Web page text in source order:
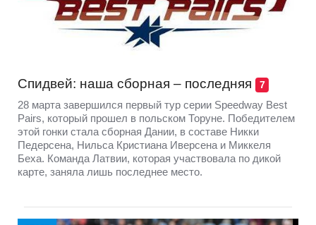
Спидвей: наша сборная – последняя 7
28 марта завершился первый тур серии Speedway Best
Pairs, который прошел в польском Торуне. Победителем
этой гонки стала сборная Дании, в составе Никки
Педерсена, Нильса Кристиана Иверсена и Миккеля
Беха. Команда Латвии, которая участвовала по дикой
карте, заняла лишь последнее место.